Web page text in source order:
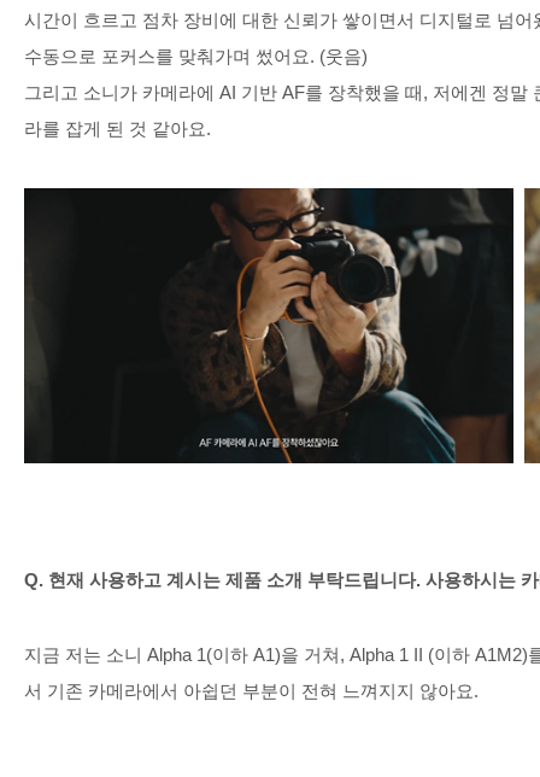
시간이 흐르고 점차 장비에 대한 신뢰가 쌓이면서 디지털로 넘어
수동으로 포커스를 맞춰가며 썼어요. (웃음)
그리고 소니가 카메라에 AI 기반 AF를 장착했을 때, 저에겐 정말
라를 잡게 된 것 같아요.
Q. 현재 사용하고 계시는 제품 소개 부탁드립니다. 사용하시는
지금 저는 소니 Alpha 1(이하 A1)을 거쳐, Alpha 1 II (이하 A1M2)
서 기존 카메라에서 아쉽던 부분이 전혀 느껴지지 않아요.